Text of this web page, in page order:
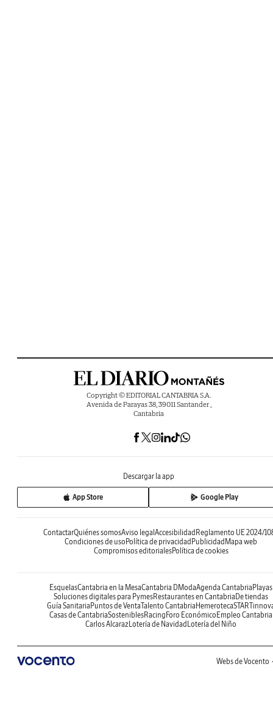
Copyright © EDITORIAL CANTABRIA S.A.
Avenida de Parayas 38, 39011 Santander ,
Cantabria
Descargar la app
App Store Google Play
ContactarQuiénes somosAviso legalAccesibilidadReglamento UE 2024/
Condiciones de usoPolítica de privacidadPublicidadMapa web
Compromisos editorialesPolítica de cookies
EsquelasCantabria en la MesaCantabria DModaAgenda CantabriaPlayas
Soluciones digitales para PymesRestaurantes en CantabriaDe tiendas
Guía SanitariaPuntos de VentaTalento CantabriaHemeroteca
Casas de CantabriaSosteniblesRacingForo EconómicoEmpleo Cantabria
Carlos AlcarazLotería de NavidadLotería del Niño
Webs de Vocento